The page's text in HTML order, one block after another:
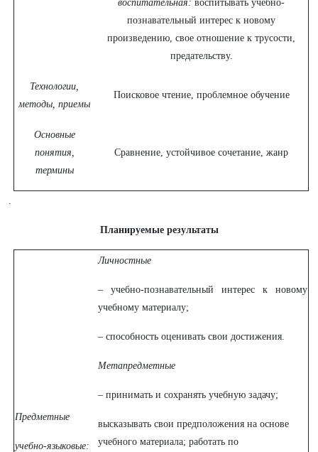
воспитательная:воспитывать учебно-
познавательный интерес к новому
произведению, свое отношение к трусости,
предательству.
Технологии,
методы, приемы
Поисковое чтение, проблемное обучение
Основные
понятия,
термины
Сравнение, устойчивое сочетание, жанр
.
Планируемые результаты
Предметные
учебно-языковые:
Личностные
– учебно-познавательный интерес к новому
учебному материалу;
– способность оценивать свои достижения.
Метапредметные
– принимать и сохранять учебную задачу;
высказывать свои предположения на основе
учебного материала; работать по